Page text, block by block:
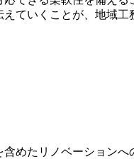
ていくことが、地域工
めたリノベーション